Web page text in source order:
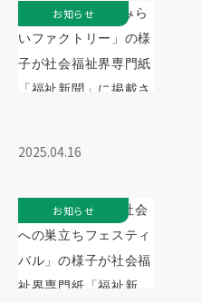
2025.04.16
お知らせ
お知らせ